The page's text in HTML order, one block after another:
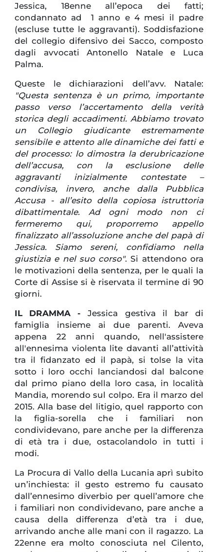
Jessica, 18enne all’epoca dei fatti;
condannato ad 1 anno e 4 mesi il padre
(escluse tutte le aggravanti). Soddisfazione
del collegio difensivo dei Sacco, composto
dagli avvocati Antonello Natale e Luca
Palma.
Queste le dichiarazioni dell’avv. Natale:
"Questa sentenza è un primo, importante
passo verso l’accertamento della verità
storica degli accadimenti. Abbiamo trovato
un Collegio giudicante estremamente
sensibile e attento alle dinamiche dei fatti e
del processo: lo dimostra la derubricazione
dell’accusa, con la esclusione delle
aggravanti inizialmente contestate –
condivisa, invero, anche dalla Pubblica
Accusa - all’esito della copiosa istruttoria
dibattimentale. Ad ogni modo non ci
fermeremo qui, proporremo appello
finalizzato all’assoluzione anche del papà di
Jessica. Siamo sereni, confidiamo nella
giustizia e nel suo corso". Si attendono ora
le motivazioni della sentenza, per le quali la
Corte di Assise si è riservata il termine di 90
giorni.
IL DRAMMA - Jessica gestiva il bar di
famiglia insieme ai due parenti. Aveva
appena 22 anni quando, nell'assistere
all'ennesima violenta lite davanti all’attività
tra il fidanzato ed il papà, si tolse la vita
sotto i loro occhi lanciandosi dal balcone
dal primo piano della loro casa, in località
Mandia, morendo sul colpo. Era il marzo del
2015. Alla base del litigio, quel rapporto con
la figlia-sorella che i familiari non
condividevano, pare anche per la differenza
di età tra i due, ostacolandolo in tutti i
modi.
La Procura di Vallo della Lucania aprì subito
un’inchiesta: il gesto estremo fu causato
dall’ennesimo diverbio per quell’amore che
i familiari non condividevano, pare anche a
causa della differenza d’età tra i due,
arrivando anche alle mani con il ragazzo. La
22enne era molto conosciuta nel Cilento,